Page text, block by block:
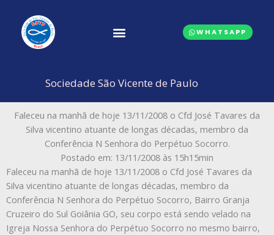
conteúdo
WHATSAPP
Sociedade São Vicente de Paulo
Faleceu na manhã de hoje 13/11/2008 o Cfd José Tavares da
Silva vicentino atuante de longas décadas, membro da
Conferência N Senhora do Perpétuo Socorro.
Postado em: 13/11/2008 às 15h15min
Faleceu na manhã de hoje 13/11/2008 o Cfd José Tavares da
Silva vicentino atuante de longas décadas, membro da
Conferência N Senhora do Perpétuo Socorro, Bairro Granja
Cruzeiro do Sul Goiânia GO, seu corpo está sendo velado na
Igreja Nossa Senhora do Perpétuo Socorro no mesmo bairro,